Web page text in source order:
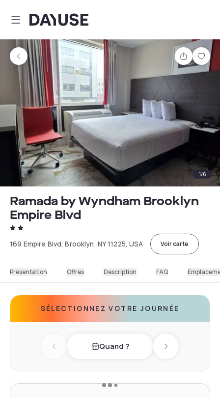
Dayuse
Partager
1/6
Ramada by Wyndham Brooklyn
Empire Blvd
169 Empire Blvd, Brooklyn, NY 11225, USA Voir carte
Présentation Offres Description FAQ
SÉLECTIONNEZ VOTRE JOURNÉE
Previous dayQuand ? Next day